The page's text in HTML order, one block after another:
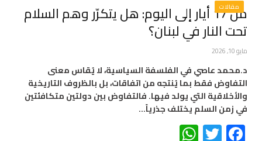
مقالات من 17 أيار إلى اليوم: هل يتكرّر وهم السلام
تحت النار في لبنان؟
مايو 10, 2026
د.محمد عاصي في الفلسفة السياسية، لا يُقاس معنى
التفاوض فقط بما يُنتجه من اتفاقات، بل بالظروف التاريخية
والأخلاقية التي يولد فيها. فالتفاوض بين دولتين متكافئتين
في زمن السلم يختلف جذرياً…
Facebook
Twitter